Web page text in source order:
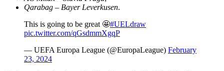
Qarabag – Bayer Leverkusen.
This is going to be great 🤩#UELdraw
pic.twitter.com/qGsdmmXgqP
— UEFA Europa League (@EuropaLeague) February
23, 2024